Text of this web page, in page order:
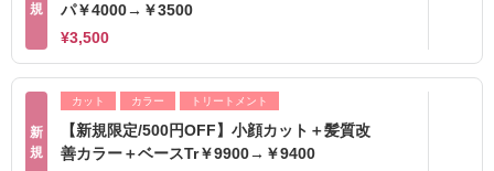
規
パ￥4000→￥3500
¥3,500
新
規
カット カラー トリートメント
【新規限定/500円OFF】小顔カット＋髪質改
善カラー＋ベースTr￥9900→￥9400